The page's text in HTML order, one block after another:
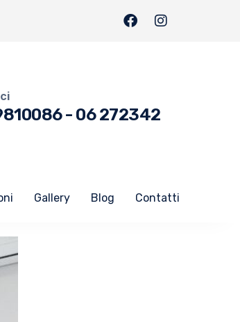
- 06 272342
Gallery Blog Contatti